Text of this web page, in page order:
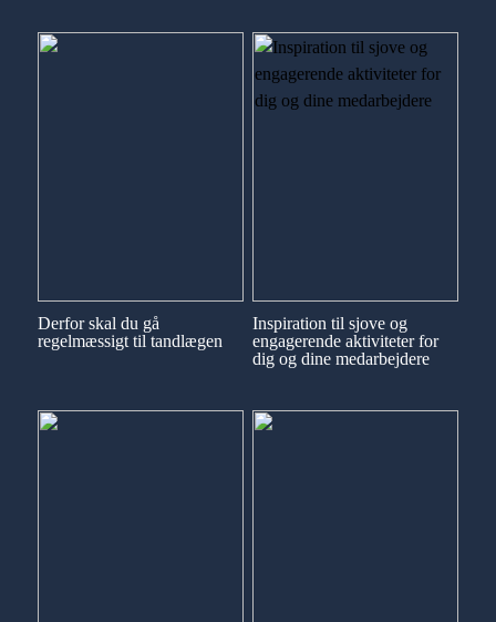
Derfor skal du gå
regelmæssigt til tandlægen
Inspiration til sjove og
engagerende aktiviteter for
dig og dine medarbejdere